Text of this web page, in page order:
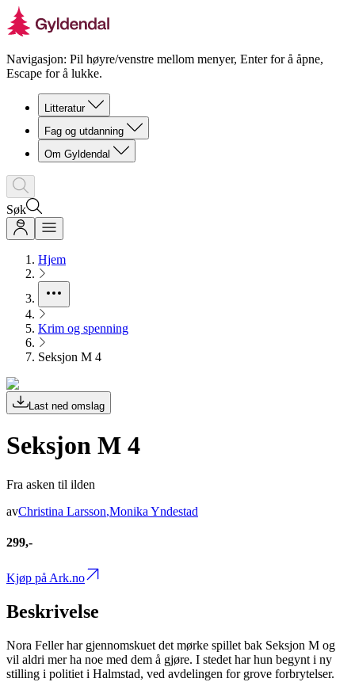
Navigasjon: Pil høyre/venstre mellom menyer, Enter for å åpne,
Escape for å lukke.
Litteratur
Fag og utdanning
Om Gyldendal
Søk
Hjem
Krim og spenning
Seksjon M 4
Last ned omslag
Seksjon M 4
Fra asken til ilden
avChristina Larsson,Monika Yndestad
299,-
Kjøp på Ark.no
Beskrivelse
Nora Feller har gjennomskuet det mørke spillet bak Seksjon M og
vil aldri mer ha noe med dem å gjøre. I stedet har hun begynt i ny
stilling i politiet i Halmstad, ved avdelingen for grove forbrytelser.